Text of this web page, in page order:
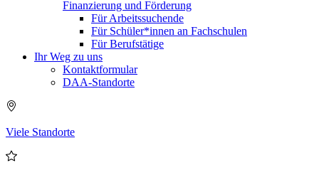
Finanzierung und Förderung
Für Arbeitssuchende
Für Schüler*innen an Fachschulen
Für Berufstätige
Ihr Weg zu uns
Kontaktformular
DAA-Standorte
Viele Standorte